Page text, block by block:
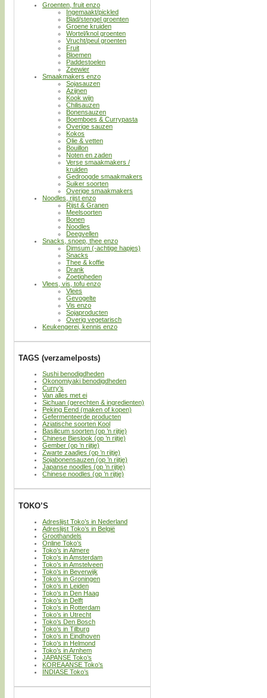
Groenten, fruit enzo
Ingemaakt/pickled
Blad/stengel groenten
Groene kruiden
Wortel/knol groenten
Vrucht/peul groenten
Fruit
Bloemen
Paddestoelen
Zeewier
Smaakmakers enzo
Sojasauzen
Azijnen
Kook wijn
Chilisauzen
Bonensauzen
Boemboes & Currypasta
Overige sauzen
Kokos
Olie & vetten
Bouillon
Noten en zaden
Verse smaakmakers /
kruiden
Gedroogde smaakmakers
Suiker soorten
Overige smaakmakers
Noodles, rijst enzo
Rijst & Granen
Meelsoorten
Bonen
Noodles
Deegvellen
Snacks, snoep, thee enzo
Dimsum (-achtige hapjes)
Snacks
Thee & koffie
Drank
Zoetigheden
Vlees, vis, tofu enzo
Vlees
Gevogelte
Vis enzo
Sojaproducten
Overig vegetarisch
Keukengerei, kennis enzo
TAGS (verzamelposts)
Sushi benodigdheden
Okonomiyaki benodigdheden
Curry’s
Van alles met ei
Sichuan (gerechten & ingredienten)
Peking Eend (maken of kopen)
Gefermenteerde producten
Aziatische soorten Kool
Basilicum soorten (op ’n rijtje)
Chinese Bieslook (op ’n rijtje)
Gember (op ’n rijtje)
Zwarte zaadjes (op ’n rijtje)
Sojabonensauzen (op ’n rijtje)
Japanse noodles (op ’n rijtje)
Chinese noodles (op ’n rijtje)
TOKO’S
Adreslijst Toko’s in Nederland
Adreslijst Toko’s in België
Groothandels
Online Toko’s
Toko’s in Almere
Toko’s in Amsterdam
Toko’s in Amstelveen
Toko’s in Beverwijk
Toko’s in Groningen
Toko’s in Leiden
Toko’s in Den Haag
Toko’s in Delft
Toko’s in Rotterdam
Toko’s in Utrecht
Toko’s Den Bosch
Toko’s in Tilburg
Toko’s in Eindhoven
Toko’s in Helmond
Toko’s in Arnhem
JAPANSE Toko’s
KOREAANSE Toko’s
INDIASE Toko’s